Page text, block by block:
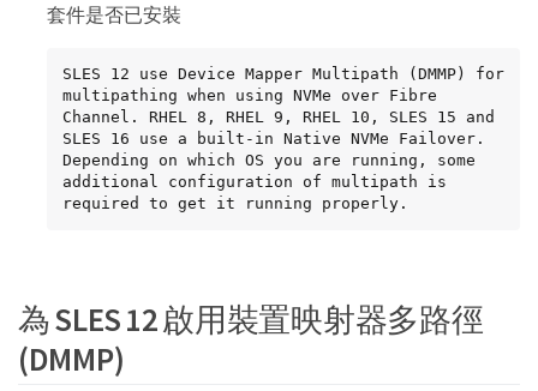
套件是否已安裝
SLES 12 use Device Mapper Multipath (DMMP) for
multipathing when using NVMe over Fibre
Channel. RHEL 8, RHEL 9, RHEL 10, SLES 15 and
SLES 16 use a built-in Native NVMe Failover.
Depending on which OS you are running, some
additional configuration of multipath is
required to get it running properly.
為 SLES 12 啟用裝置映射器多路徑
(DMMP)